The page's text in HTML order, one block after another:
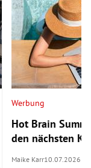
Werbung
Hot Brain
den nächsten
Maike Karr10.07.2026